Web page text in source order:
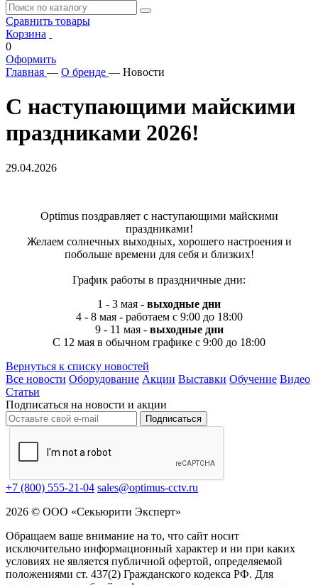
Сравнить товары
Корзина
0
Оформить
Главная — О бренде — Новости
С наступающими майскими
праздниками 2026!
29.04.2026
Optimus поздравляет с наступающими майскими
праздниками!
Желаем солнечных выходных, хорошего настроения и
побольше времени для себя и близких!
График работы в праздничные дни:
1 - 3 мая - выходные дни
4 - 8 мая - работаем с 9:00 до 18:00
9 - 11 мая - выходные дни
C 12 мая в обычном графике с 9:00 до 18:00
Вернуться к списку новостей
Все новости Оборудование Акции Выставки Обучение Видео
Статьи
Подписаться на новости и акции
Подписаться
+7 (800) 555-21-04 sales@optimus-cctv.ru
2026 © ООО «Секьюрити Эксперт»
Обращаем ваше внимание на то, что сайт носит
исключительно информационный характер и ни при каких
условиях не является публичной офертой, определяемой
положениями ст. 437(2) Гражданского кодекса РФ. Для